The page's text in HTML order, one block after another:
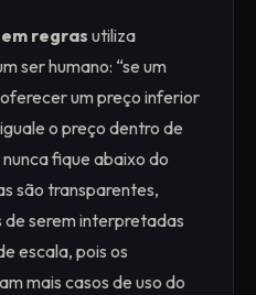
regras utiliza
ser humano: “se um
um preço inferior
o preço dentro de
fique abaixo do
são transparentes,
serem interpretadas
escala, pois os
mais casos de uso do